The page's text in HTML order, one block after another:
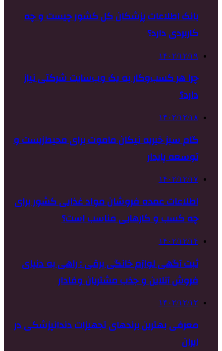
بانک اطلاعات پزشکان کل کشور چیست و چه
کاربردی دارد؟
۱۴۰۲/۱۲/۱۹
چرا هر کسب‌وکار به یک وب‌سایت شرکتی نیاز
دارد؟
۱۴۰۲/۱۲/۱۸
گام سبز خیریه نیکان ماموت برای محیط‌زیست و
توسعه پایدار
۱۴۰۲/۱۲/۱۷
اطلاعات عمده فروشان مواد غذایی کشور برای
چه کسب و کارهایی مناسب است؟
۱۴۰۲/۱۲/۱۴
ثبت آگهی لوازم خانگی برقی : راهی به دنیای
فروش آنلاین و جذب مشتریان وفادار
۱۴۰۲/۱۲/۱۲
معرفی بهترین برندهای تجهیزات دندانپزشکی در
ایران